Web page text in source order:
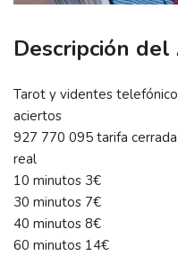
Descripción del
Tarot y videntes
aciertos
927 770 095 tarifa
real
10 minutos 3€
30 minutos 7€
40 minutos 8€
60 minutos 14€